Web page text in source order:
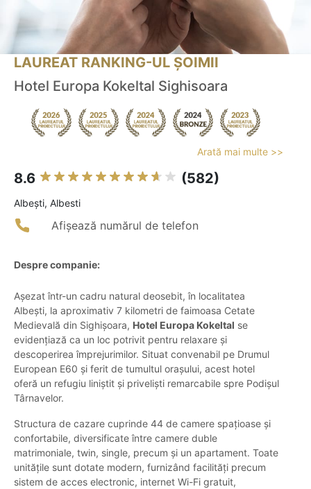
LAUREAT RANKING-UL ȘOIMII
Hotel Europa Kokeltal Sighisoara
Arată mai multe >>
8.6 (582)
Albeşti, Albesti
Afișează numărul de telefon
Despre companie:
Așezat într-un cadru natural deosebit, în localitatea
Albești, la aproximativ 7 kilometri de faimoasa Cetate
Medievală din Sighișoara, Hotel Europa Kokeltal se
evidențiază ca un loc potrivit pentru relaxare și
descoperirea împrejurimilor. Situat convenabil pe Drumul
European E60 și ferit de tumultul orașului, acest hotel
oferă un refugiu liniștit și priveliști remarcabile spre Podișul
Târnavelor.
Structura de cazare cuprinde 44 de camere spațioase și
confortabile, diversificate între camere duble
matrimoniale, twin, single, precum și un apartament. Toate
unitățile sunt dotate modern, furnizând facilități precum
sistem de acces electronic, internet Wi-Fi gratuit,